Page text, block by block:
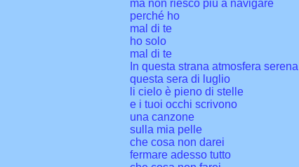
ma non riesco più a navigare
perché ho
mal di te
ho solo
mal di te
In questa strana atmosfera serena
questa sera di luglio
li cielo è pieno di stelle
e i tuoi occhi scrivono
una canzone
sulla mia pelle
che cosa non darei
fermare adesso tutto